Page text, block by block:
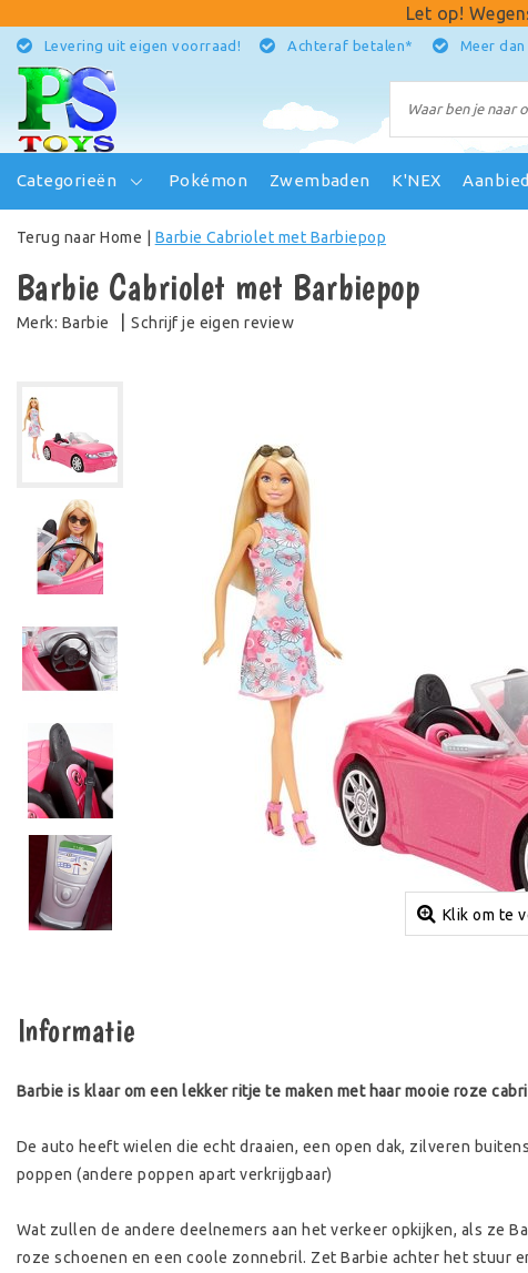
Let op!
Levering uit eigen voorraad! Achteraf betalen* Meer
Categorieën Pokémon Zwembaden K'NEX
Terug naar Home Barbie Cabriolet met Barbiepop
Barbie Cabriolet met Barbiepop
Merk: Barbie |Schrijf je eigen review
Klik om te
Informatie
Barbie is klaar om een lekker ritje te maken met haar mooie roze
De auto heeft wielen die echt draaien, een open dak, zilveren
poppen (andere poppen apart verkrijgbaar)
Wat zullen de andere deelnemers aan het verkeer opkijken, als ze
roze schoenen en een coole zonnebril. Zet Barbie achter het stuur